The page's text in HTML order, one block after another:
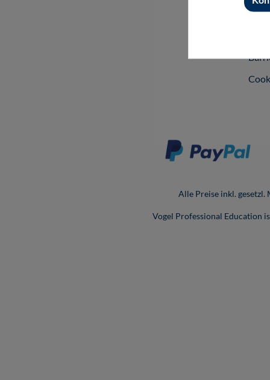
Alle Preise inkl. gesetzl.
Vogel Professional Education